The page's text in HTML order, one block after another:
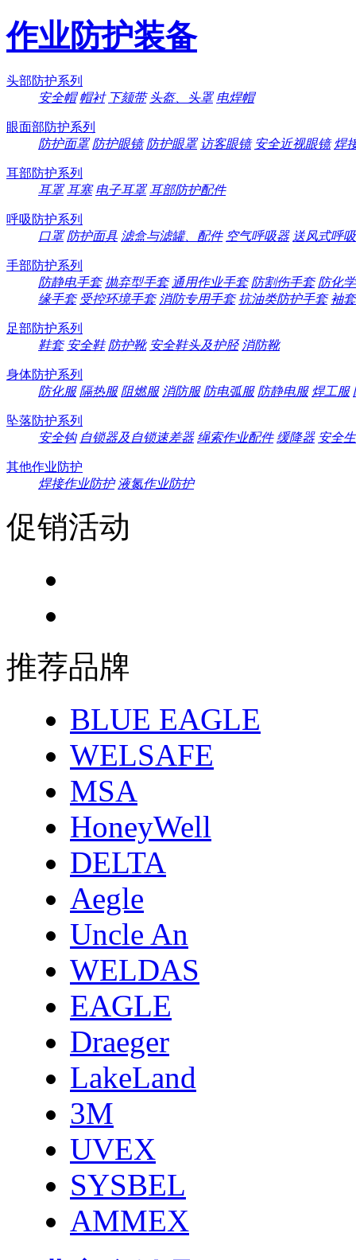
作业防护装备
头部防护系列
安全帽 帽衬 下颏带 头盔、头罩 电焊帽
眼面部防护系列
防护面罩 防护眼镜 防护眼罩 访客眼镜 安全近视眼镜 焊
耳部防护系列
耳罩 耳塞 电子耳罩 耳部防护配件
呼吸防护系列
口罩 防护面具 滤盒与滤罐、配件 空气呼吸器 送风式呼
手部防护系列
防静电手套 抛弃型手套 通用作业手套 防割伤手套 防化
缘手套 受控环境手套 消防专用手套 抗油类防护手套 袖套
足部防护系列
鞋套 安全鞋 防护靴 安全鞋头及护胫 消防靴
身体防护系列
防化服 隔热服 阻燃服 消防服 防电弧服 防静电服 焊工服
坠落防护系列
安全钩 自锁器及自锁速差器 绳索作业配件 缓降器 安全
其他作业防护
焊接作业防护 液氮作业防护
促销活动
推荐品牌
BLUE EAGLE
WELSAFE
MSA
HoneyWell
DELTA
Aegle
Uncle An
WELDAS
EAGLE
Draeger
LakeLand
3M
UVEX
SYSBEL
AMMEX